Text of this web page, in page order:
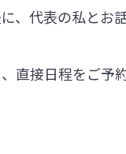
、代表の私とお
直接日程をご予約